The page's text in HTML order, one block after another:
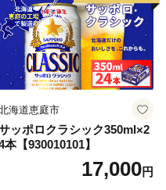
【07214-0206】
海道恵庭市
ッポロクラシック350ml×2
本【930010101】
17,000円